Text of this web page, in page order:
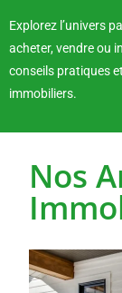
Explorez l’univers
acheter, vendre ou
conseils pratiques
immobiliers.
Nos